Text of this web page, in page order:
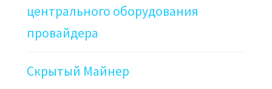
центрального оборудования
провайдера
Скрытый Майнер